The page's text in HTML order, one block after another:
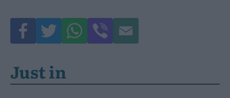
Just in